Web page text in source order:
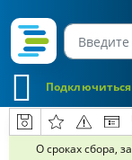
Подключиться
О сроках сбора,